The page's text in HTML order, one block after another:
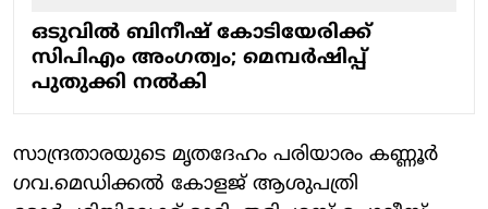
ഒടുവിൽ ബിനീഷ് കോടിയേരിക്ക്
സിപിഎം അം​ഗത്വം; മെമ്പർഷിപ്പ്
പുതുക്കി നൽകി
സാന്ദ്രതാരയുടെ മൃതദേഹം പരിയാരം കണ്ണൂര്‍
ഗവ.മെഡിക്കല്‍ കോളജ് ആശുപത്രി